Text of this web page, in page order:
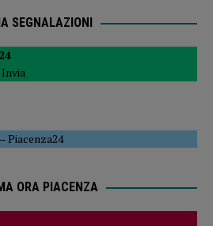
SEGNALAZIONI
Invia
–Piacenza24
ORA PIACENZA